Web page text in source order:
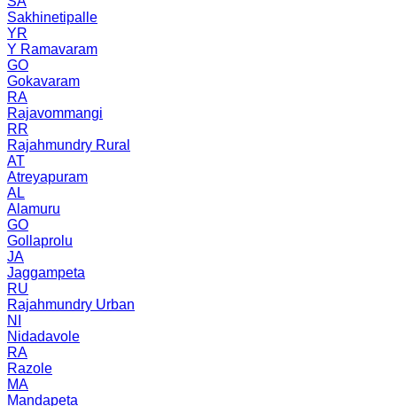
Sakhinetipalle
YR
Y Ramavaram
GO
Gokavaram
RA
Rajavommangi
RR
Rajahmundry Rural
AT
Atreyapuram
AL
Alamuru
GO
Gollaprolu
JA
Jaggampeta
RU
Rajahmundry Urban
NI
Nidadavole
RA
Razole
MA
Mandapeta